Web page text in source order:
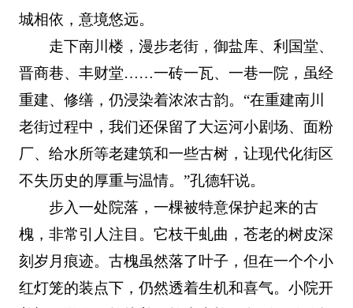
城相依，意境悠远。
走下南川楼，漫步老街，御盐库、利国堂、
晋商巷、丰财堂……一砖一瓦、一巷一院，虽经
重建、修缮，仍浸染着浓浓古韵。“在重建南川
老街过程中，我们还保留了大运河小剧场、面粉
厂、给水所等老建筑和一些古树，让现代化街区
不失历史的厚重与温情。”孔德轩说。
步入一处院落，一棵被特意保护起来的古
槐，非常引人注目。它枝干虬曲，苍老的树皮深
刻岁月痕迹。古槐虽然落了叶子，但在一个个小
红灯笼的装点下，仍然透着生机和喜气。小院开